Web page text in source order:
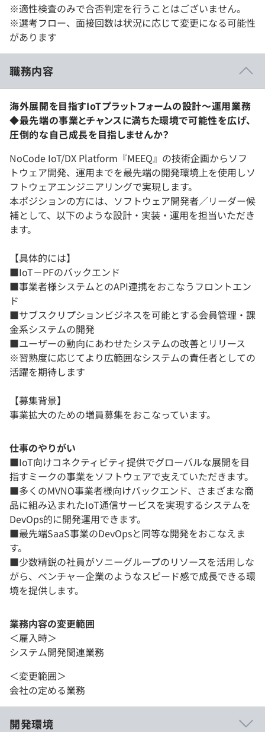
※適性検査のみで合否判定を行うことはございません。
※選考フロー、面接回数は状況に応じて変更になる可能性
があります
職務内容
海外展開を目指すIoTプラットフォームの設計〜運用業務
◆最先端の事業とチャンスに満ちた環境で可能性を広げ、
圧倒的な自己成長を目指しませんか？
NoCode IoT/DX Platform『MEEQ』の技術企画からソフ
トウェア開発、運用までを最先端の開発環境上を使用しソ
フトウェアエンジニアリングで実現します。
本ポジションの方には、ソフトウェア開発者／リーダー候
補として、以下のような設計・実装・運用を担当いただき
ます。
【具体的には】
■IoT－PFのバックエンド
■事業者様システムとのAPI連携をおこなうフロントエン
ド
■サブスクリプションビジネスを可能とする会員管理・課
金系システムの開発
■ユーザーの動向にあわせたシステムの改善とリリース
※習熟度に応じてより広範囲なシステムの責任者としての
活躍を期待します
【募集背景】
事業拡大のための増員募集をおこなっています。
仕事のやりがい
■IoT向けコネクティビティ提供でグローバルな展開を目
指すミークの事業をソフトウェアで支えていただきます。
■多くのMVNO事業者様向けバックエンド、さまざまな商
品に組み込まれたIoT通信サービスを実現するシステムを
DevOps的に開発運用できます。
■最先端SaaS事業のDevOpsと同等な開発をおこなえま
す。
■少数精鋭の社員がソニーグループのリソースを活用しな
がら、ベンチャー企業のようなスピード感で成長できる環
境を提供します。
業務内容の変更範囲
＜雇入時＞
システム開発関連業務
＜変更範囲＞
会社の定める業務
開発環境